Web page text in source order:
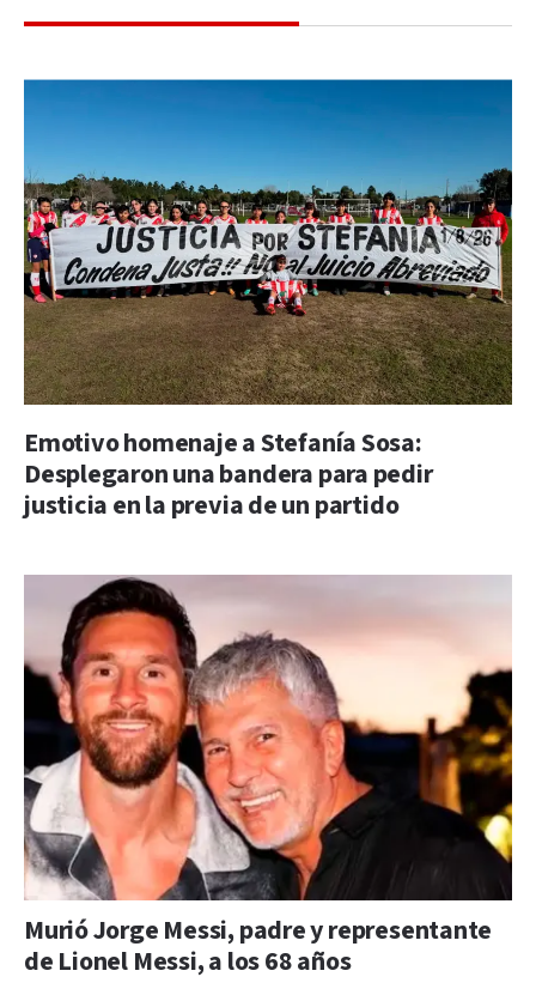
Emotivo homenaje a Stefanía Sosa:
Desplegaron una bandera para pedir
justicia en la previa de un partido
Murió Jorge Messi, padre y representante
de Lionel Messi, a los 68 años